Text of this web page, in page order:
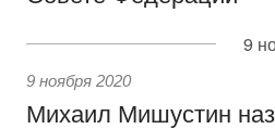
9
9 ноября 2020
Михаил Мишустин